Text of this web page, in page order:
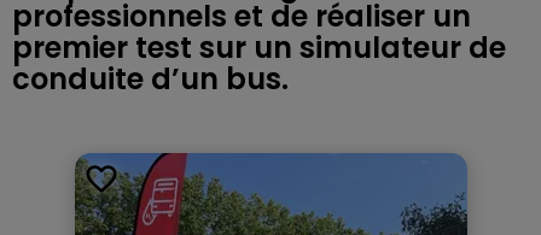
professionnels et de réaliser un
premier test sur un simulateur de
conduite d’un bus.